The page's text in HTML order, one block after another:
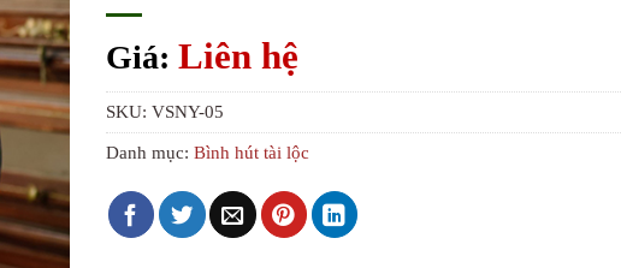
Giá: Liên hệ
SKU: VSNY-05
Danh mục: Bình hút tài lộc